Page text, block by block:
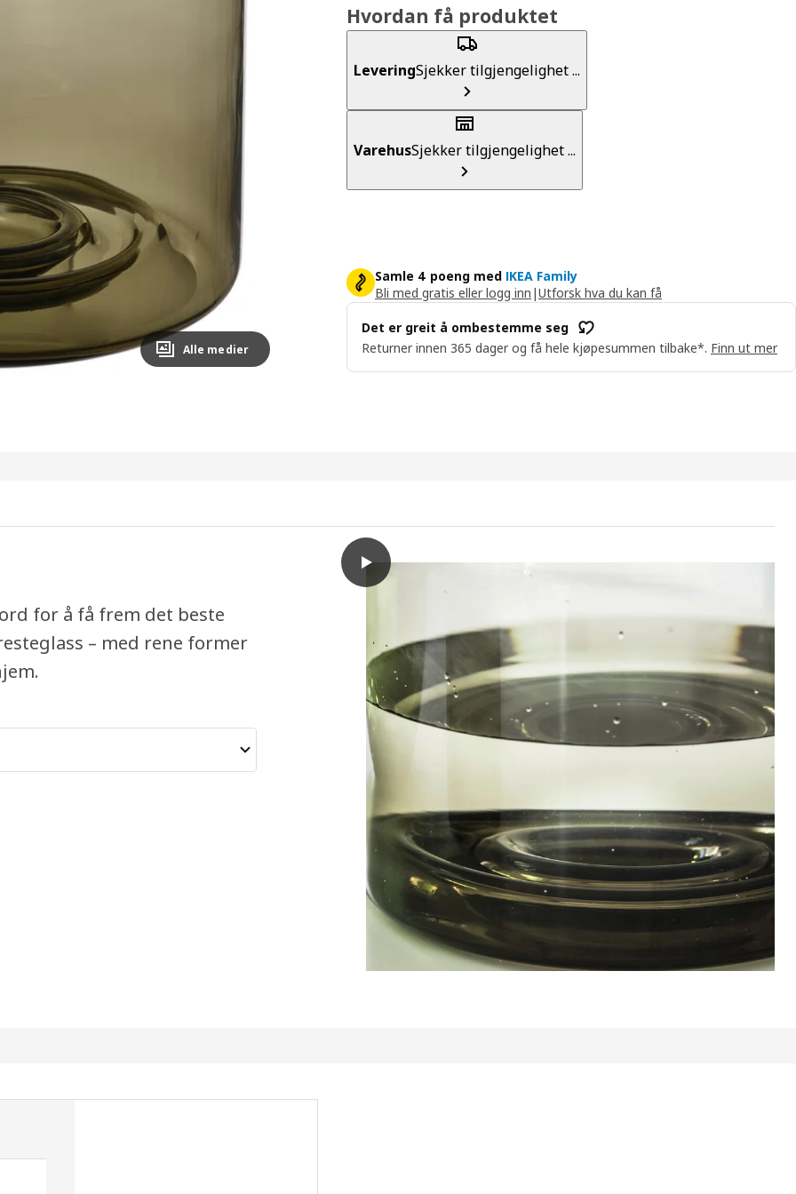
Alle medier
Hvordan få produktet
LeveringSjekker tilgjengelighet ...
VarehusSjekker tilgjengelighet ...
Samle 4 poeng med IKEA Family
Bli med gratis eller logg inn |Utforsk hva du kan få
Det er greit å ombestemme seg
Returner innen 365 dager og få hele kjøpesummen tilbake*. Finn ut mer
for å få frem det beste
– med rene former
play
KONSTFULL Vase, grønnbrun, 16 cm